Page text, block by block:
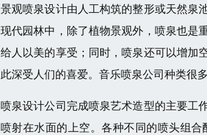
景观喷泉设计由人工构筑的整形或天然泉
现代园林中，除了植物景观外，喷泉也是
给人以美的享受；同时，喷泉还可以增加
此深受人们的喜爱。音乐喷泉公司种类很
喷泉设计公司完成喷泉艺术造型的主要工
喷射在水面的上空。各种不同的喷头组